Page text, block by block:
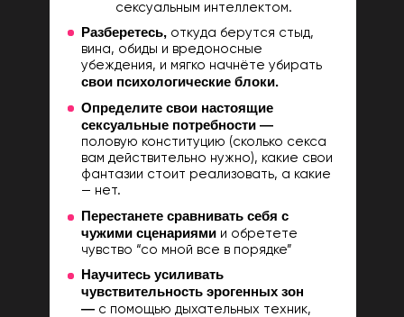
Разберетесь, откуда берутся стыд,
вина, обиды и вредоносные
убеждения, и мягко начнёте убирать
свои психологические блоки.
Перестанете сравнивать себя с
чужими сценариями и обретете
чувство “со мной все в порядке”
Определите свои настоящие
сексуальные потребности —
половую конституцию (сколько секса
вам действительно нужно), какие свои
фантазии стоит реализовать, а какие
— нет.
сексуальным интеллектом.
Научитесь усиливать
чувствительность эрогенных зон
— с помощью дыхательных техник,